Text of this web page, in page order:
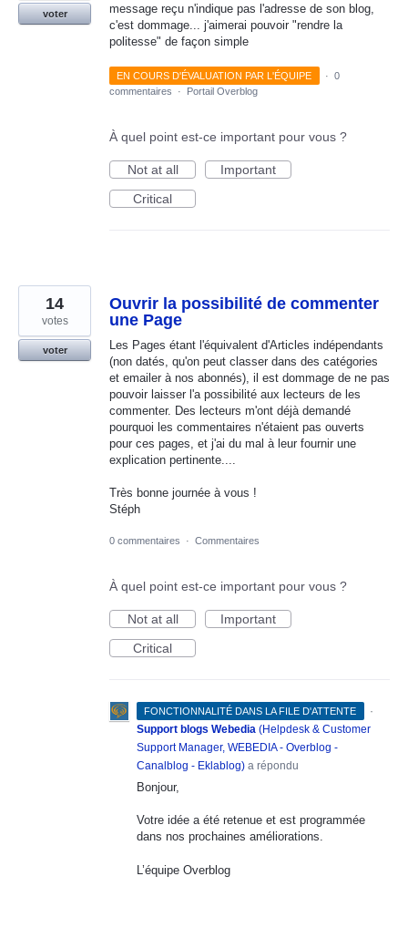
message reçu n'indique pas l'adresse de son blog,
c'est dommage... j'aimerai pouvoir "rendre la
politesse" de façon simple
voter
EN COURS D'ÉVALUATION PAR L'ÉQUIPE · 0
commentaires
· Portail Overblog
À quel point est-ce important pour vous ?
Not at all
Important
Critical
Ouvrir la possibilité de commenter
une Page
Les Pages étant l'équivalent d'Articles indépendants
(non datés, qu'on peut classer dans des catégories
et emailer à nos abonnés), il est dommage de ne pas
pouvoir laisser l'a possibilité aux lecteurs de les
commenter. Des lecteurs m'ont déjà demandé
pourquoi les commentaires n'étaient pas ouverts
pour ces pages, et j'ai du mal à leur fournir une
explication pertinente....
Très bonne journée à vous !
Stéph
14
votes
voter
0 commentaires · Commentaires
À quel point est-ce important pour vous ?
Not at all
Important
Critical
FONCTIONNALITÉ DANS LA FILE D'ATTENTE
·
Support blogs Webedia (Helpdesk & Customer
Support Manager, WEBEDIA - Overblog -
Canalblog - Eklablog) a répondu
Bonjour,
Votre idée a été retenue et est programmée
dans nos prochaines améliorations.
L’équipe Overblog